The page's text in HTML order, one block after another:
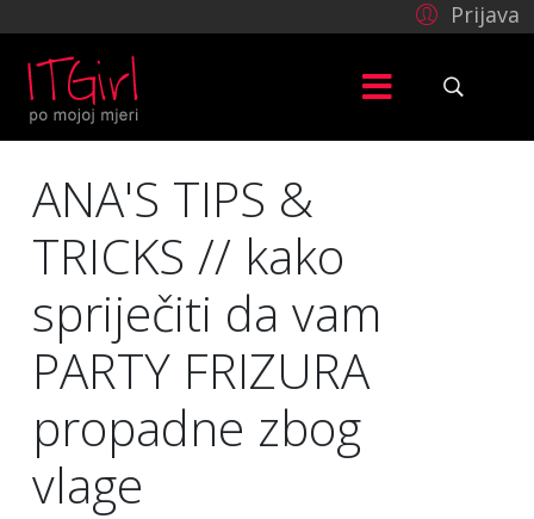
Prijava
ANA'S TIPS &
TRICKS // kako
spriječiti da vam
PARTY FRIZURA
propadne zbog
vlage